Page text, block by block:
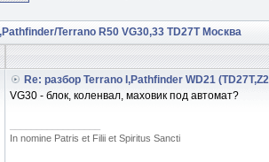
Terrano R50 VG30,33 TD27T Москва
Re: разбор Terrano I,Pathfinder WD21
VG30 - блок, коленвал, маховик под автомат?
In nomine Patris et Filii et Spiritus Sancti